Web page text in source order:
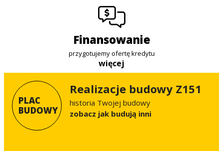
finansowanie
przygotujemy ofertę kredytu
więcej
PLAC
BUDOWY
Realizacje budowy Z151
historia Twojej budowy
Zobacz jak budują inni